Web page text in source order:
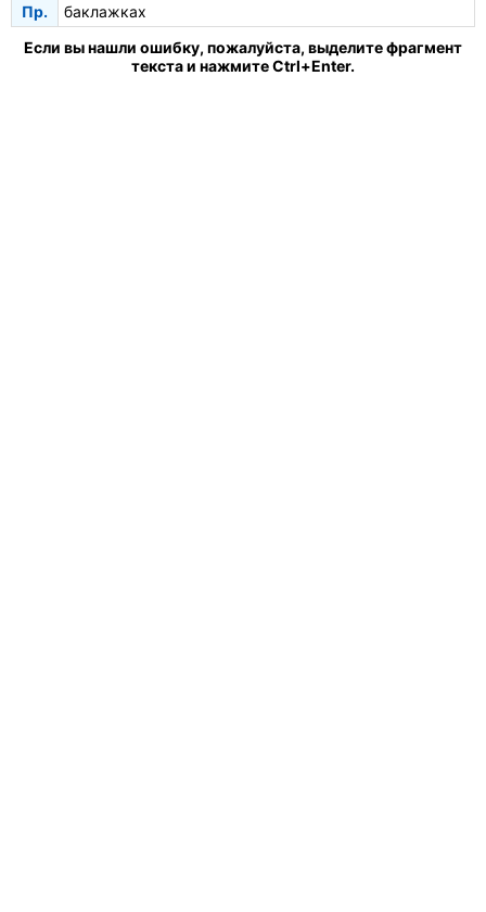
Пр.
баклажках
Если вы нашли ошибку, пожалуйста, выделите фрагмент
текста и нажмите Ctrl+Enter.